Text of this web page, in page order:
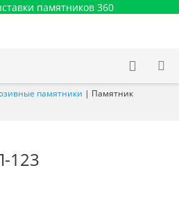
памятников 360
памятники | Памятник
123